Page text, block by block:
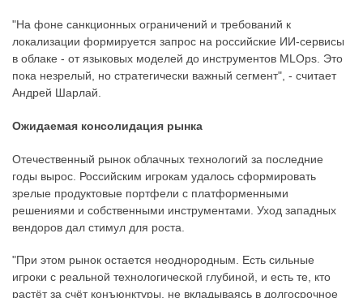
"На фоне санкционных ограничений и требований к
локализации формируется запрос на российские ИИ-сервисы
в облаке - от языковых моделей до инструментов MLOps. Это
пока незрелый, но стратегически важный сегмент", - считает
Андрей Шарлай.
Ожидаемая консолидация рынка
Отечественный рынок облачных технологий за последние
годы вырос. Российским игрокам удалось сформировать
зрелые продуктовые портфели с платформенными
решениями и собственными инструментами. Уход западных
вендоров дал стимул для роста.
"При этом рынок остается неоднородным. Есть сильные
игроки с реальной технологической глубиной, и есть те, кто
растёт за счёт конъюнктуры, не вкладываясь в долгосрочное